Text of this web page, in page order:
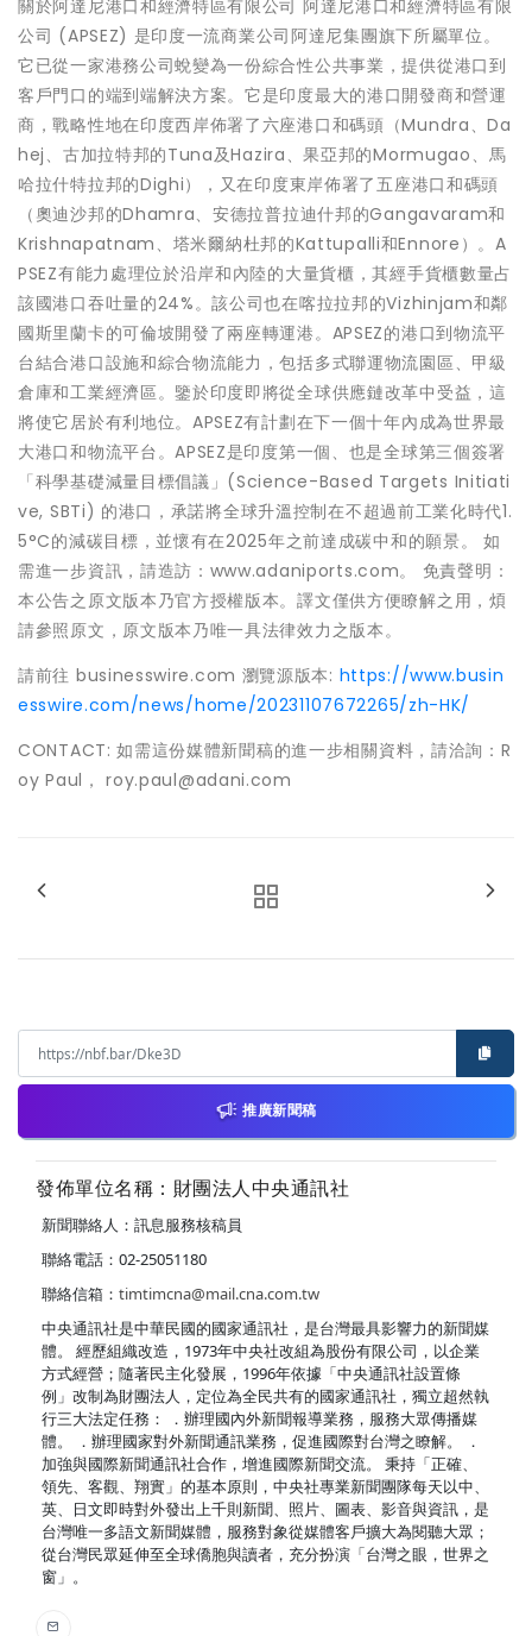
關於阿達尼港口和經濟特區有限公司 阿達尼港口和經濟特區有限
公司 (APSEZ) 是印度一流商業公司阿達尼集團旗下所屬單位。
它已從一家港務公司蛻變為一份綜合性公共事業，提供從港口到
客戶門口的端到端解決方案。它是印度最大的港口開發商和營運
商，戰略性地在印度西岸佈署了六座港口和碼頭（Mundra、Da
hej、古加拉特邦的Tuna及Hazira、果亞邦的Mormugao、馬
哈拉什特拉邦的Dighi），又在印度東岸佈署了五座港口和碼頭
（奧迪沙邦的Dhamra、安德拉普拉迪什邦的Gangavaram和
Krishnapatnam、塔米爾納杜邦的Kattupalli和Ennore）。A
PSEZ有能力處理位於沿岸和內陸的大量貨櫃，其經手貨櫃數量占
該國港口吞吐量的24%。該公司也在喀拉拉邦的Vizhinjam和鄰
國斯里蘭卡的可倫坡開發了兩座轉運港。APSEZ的港口到物流平
台結合港口設施和綜合物流能力，包括多式聯運物流園區、甲級
倉庫和工業經濟區。鑒於印度即將從全球供應鏈改革中受益，這
將使它居於有利地位。APSEZ有計劃在下一個十年內成為世界最
大港口和物流平台。APSEZ是印度第一個、也是全球第三個簽署
「科學基礎減量目標倡議」(Science-Based Targets Initiati
ve, SBTi) 的港口，承諾將全球升溫控制在不超過前工業化時代1.
5°C的減碳目標，並懷有在2025年之前達成碳中和的願景。 如
需進一步資訊，請造訪：www.adaniports.com。 免責聲明：
本公告之原文版本乃官方授權版本。譯文僅供方便瞭解之用，煩
請參照原文，原文版本乃唯一具法律效力之版本。
請前往 businesswire.com 瀏覽源版本: https://www.busin
esswire.com/news/home/20231107672265/zh-HK/
CONTACT: 如需這份媒體新聞稿的進一步相關資料，請洽詢：R
oy Paul， roy.paul@adani.com
推廣新聞稿
發佈單位名稱：財團法人中央通訊社
新聞聯絡人：訊息服務核稿員
聯絡電話：02-25051180
聯絡信箱： timtimcna@mail.cna.com.tw
中央通訊社是中華民國的國家通訊社，是台灣最具影響力的新聞媒
體。 經歷組織改造，1973年中央社改組為股份有限公司，以企業
方式經營；隨著民主化發展，1996年依據「中央通訊社設置條
例」改制為財團法人，定位為全民共有的國家通訊社，獨立超然執
行三大法定任務： ．辦理國內外新聞報導業務，服務大眾傳播媒
體。 ．辦理國家對外新聞通訊業務，促進國際對台灣之瞭解。 ．
加強與國際新聞通訊社合作，增進國際新聞交流。 秉持「正確、
領先、客觀、翔實」的基本原則，中央社專業新聞團隊每天以中、
英、日文即時對外發出上千則新聞、照片、圖表、影音與資訊，是
台灣唯一多語文新聞媒體，服務對象從媒體客戶擴大為閱聽大眾；
從台灣民眾延伸至全球僑胞與讀者，充分扮演「台灣之眼，世界之
窗」。